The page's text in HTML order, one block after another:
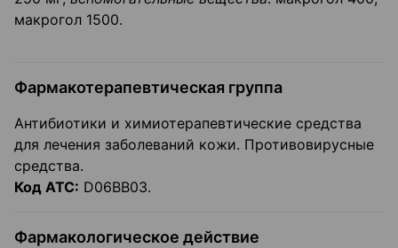
макрогол 1500.
Фармакотерапевтическая группа
Антибиотики и химиотерапевтические средства
для лечения заболеваний кожи. Противовирусные
средства.
Код АТС: D06BB03.
Фармакологическое действие